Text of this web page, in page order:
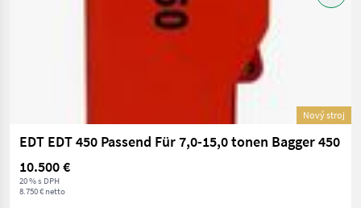
Nový stroj
EDT EDT 450 Passend Für 7,0-15,0 tonen Bagger 450
10.500 €
20 % s DPH
8.750 € netto